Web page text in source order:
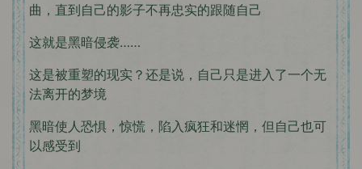
曲，直到自己的影子不再忠实的跟随自己
这就是黑暗侵袭……
这是被重塑的现实？还是说，自己只是进入了一个无
法离开的梦境
黑暗使人恐惧，惊慌，陷入疯狂和迷惘，但自己也可
以感受到